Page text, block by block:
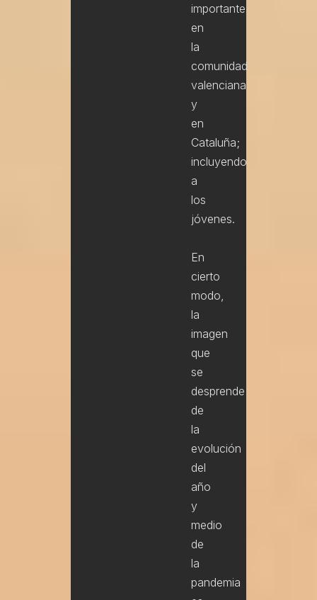
importante
en
la
comunidad
valenciana
y
en
Cataluña;
incluyendo
a
los
jóvenes.
En
cierto
modo,
la
imagen
que
se
desprende
de
la
evolución
del
año
y
medio
de
la
pandemia